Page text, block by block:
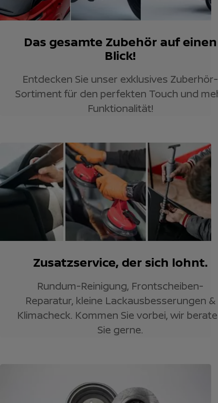
Das gesamte Zubehör auf einen
Blick!
Entdecken Sie unser exklusives Zuberhör-
Sortiment für den perfekten Touch und
Funktionalität!
Zusatzservice, der sich lohnt.
Rundum-Reinigung, Frontscheiben-
Reparatur, kleine Lackausbesserungen &
Klimacheck. Kommen Sie vorbei, wir
Sie gerne.